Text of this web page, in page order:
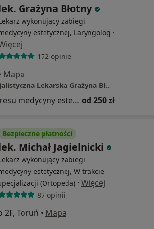
Grażyna Błotny
wykonujący zabiegi
estetycznej, Laryngolog ·
172 opinie
Mapa
Inydwidualna Specjalistyczna Lekarska Grażyna Błotny
Konsultacja z zakresu medycyny estetycznej od 250 zł
Bezpieczne płatności
Michał Jagielnicki
wykonujący zabiegi
estetycznej, W trakcie
(Ortopeda) · Więcej
87 opinii
2F, Toruń • Mapa